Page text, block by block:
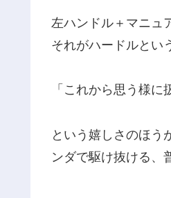
左ハンドル＋マニュ
それがハードルとい
「これから思う様に
という嬉しさのほ
ンダで駆け抜ける、